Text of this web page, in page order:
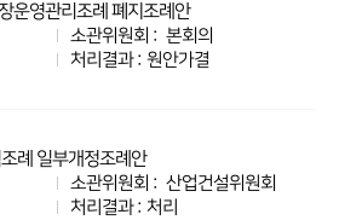
운영관리조례 폐지조례안
본회의
원안가결
례 일부개정조례안
산업건설위원회
처리